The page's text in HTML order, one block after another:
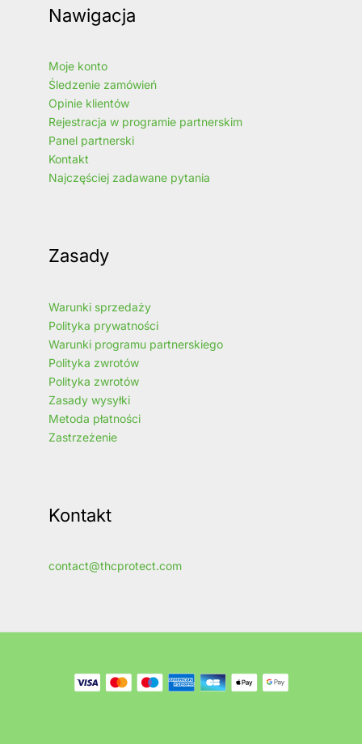
Nawigacja
Moje konto
Śledzenie zamówień
Opinie klientów
Rejestracja w programie partnerskim
Panel partnerski
Kontakt
Najczęściej zadawane pytania
Zasady
Warunki sprzedaży
Polityka prywatności
Warunki programu partnerskiego
Polityka zwrotów
Polityka zwrotów
Zasady wysyłki
Metoda płatności
Zastrzeżenie
Kontakt
contact@thcprotect.com